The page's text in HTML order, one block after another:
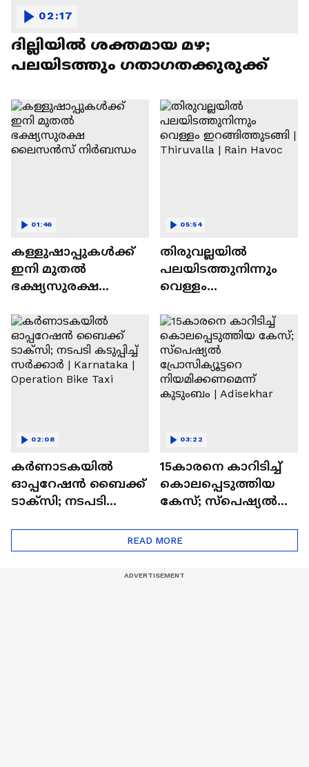
ദില്ലിയിൽ ശക്തമായ മഴ;
പലയിടത്തും ​ഗതാ​ഗതക്കുരുക്ക്
02:17
കള്ളുഷാപ്പുകൾക്ക്
ഇനി മുതൽ
ഭക്ഷ്യസുരക്ഷ
നിർബന്ധം
01:46
തിരുവല്ലയിൽ
പലയിടത്തുനിന്നും
വെള്ളം
Thiruvalla | Rain Havoc
05:54
കർണാടകയിൽ
ഓപ്പറേഷൻ ബൈക്ക്
ടാക്സി; നടപടി
Karnataka | Operation
Bike Taxi
02:08
15കാരനെ കാറിടിച്ച്
കൊലപ്പെടുത്തിയ
കേസ്; സ്പെഷ്യൽ
നിയമിക്കണമെന്ന്
കുടുംബം | Adisekhar
03:22
READ MORE